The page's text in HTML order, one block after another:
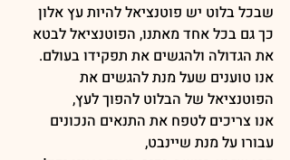
שבכל בלוט יש פוטנציאל להיות עץ אלון
כך גם בכל אחד מאתנו, הפוטנציאל לבטא
את הגדולה ולהגשים את תפקידו בעולם.
אנו טוענים שעל מנת להגשים את
הפוטנציאל של הבלוט להפוך לעץ,
אנו צריכים לטפח את התנאים הנכונים
עבורו על מנת שיינבט,